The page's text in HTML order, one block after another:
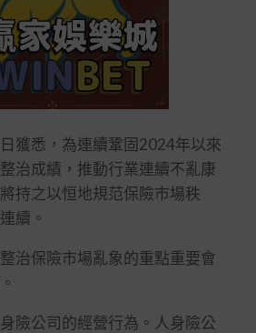
悉，為連續鞏固2024年以來
治成績，推動行業連續不亂康
持之以恒地規范保險市場秩
續。
保險市場亂象的重點重要會
公司的經營行為。人身險公